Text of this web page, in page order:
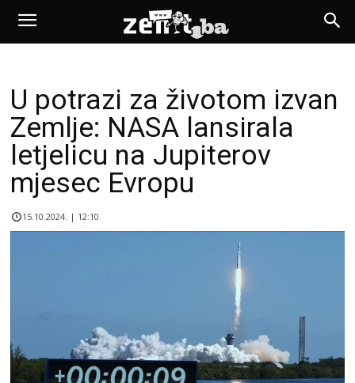
U potrazi za životom izvan
Zemlje: NASA lansirala
letjelicu na Jupiterov
mjesec Evropu
15.10.2024. | 12:10